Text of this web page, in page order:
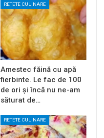
RETETE CULINARE
Amestec făină cu apă
fierbinte. Le fac de 100
de ori și încă nu ne-am
săturat de…
RETETE CULINARE